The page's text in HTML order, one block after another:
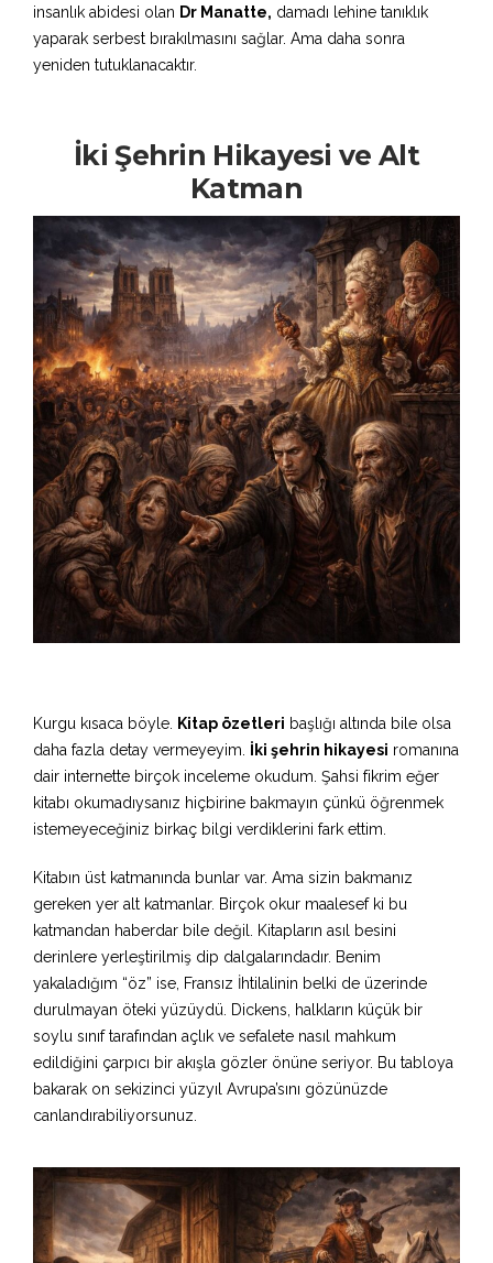
insanlık abidesi olan Dr Manatte, damadı lehine tanıklık
yaparak serbest bırakılmasını sağlar. Ama daha sonra
yeniden tutuklanacaktır.
İki Şehrin Hikayesi ve Alt
Katman
Kurgu kısaca böyle. Kitap özetleri başlığı altında bile olsa
daha fazla detay vermeyeyim. İki şehrin hikayesi romanına
dair internette birçok inceleme okudum. Şahsi fikrim eğer
kitabı okumadıysanız hiçbirine bakmayın çünkü öğrenmek
istemeyeceğiniz birkaç bilgi verdiklerini fark ettim.
Kitabın üst katmanında bunlar var. Ama sizin bakmanız
gereken yer alt katmanlar. Birçok okur maalesef ki bu
katmandan haberdar bile değil. Kitapların asıl besini
derinlere yerleştirilmiş dip dalgalarındadır. Benim
yakaladığım “öz” ise, Fransız İhtilalinin belki de üzerinde
durulmayan öteki yüzüydü. Dickens, halkların küçük bir
soylu sınıf tarafından açlık ve sefalete nasıl mahkum
edildiğini çarpıcı bir akışla gözler önüne seriyor. Bu tabloya
bakarak on sekizinci yüzyıl Avrupa’sını gözünüzde
canlandırabiliyorsunuz.